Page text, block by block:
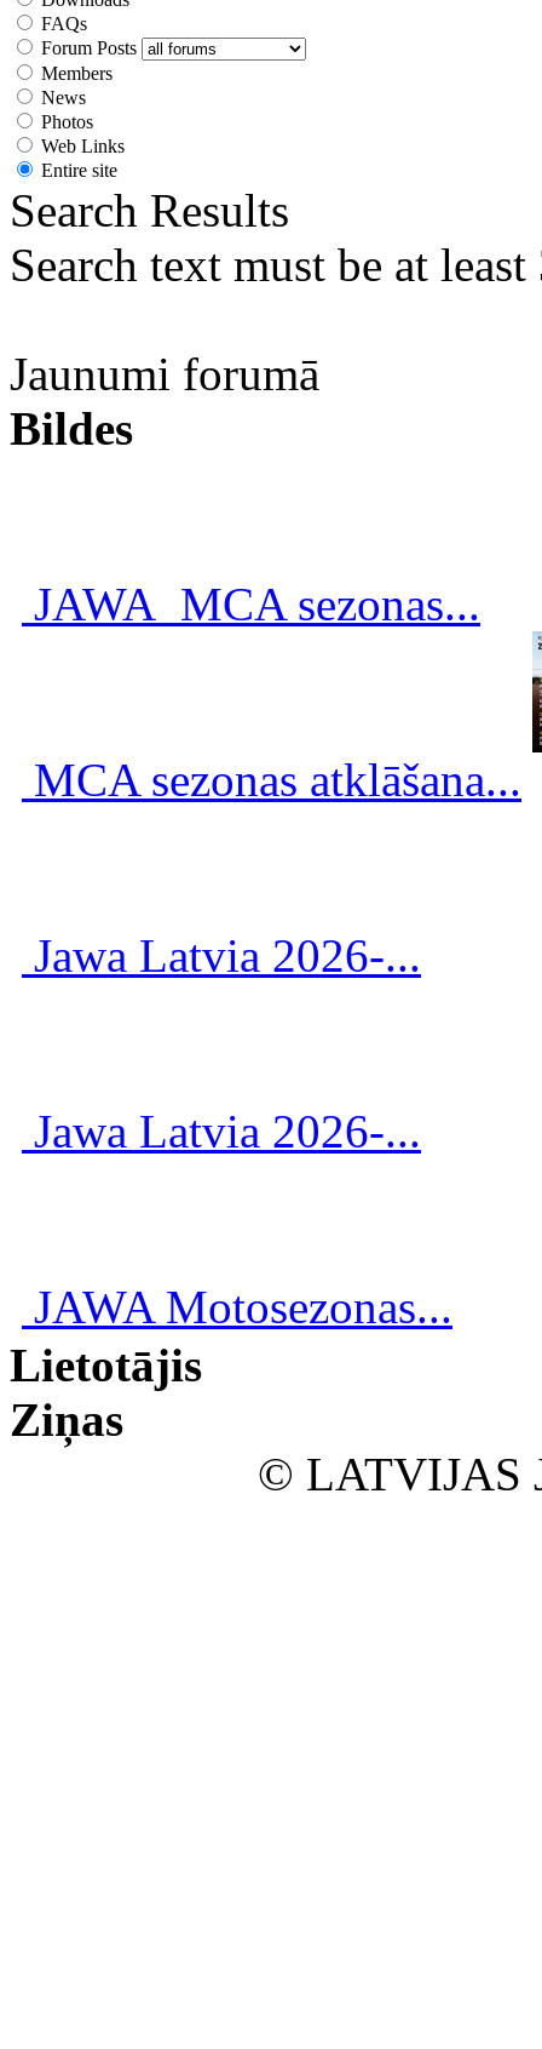
FAQs
Forum Posts
Members
News
Photos
Web Links
Entire site
Search Results
Search text must be at
Jaunumi forumā
Bildes
JAWA_MCA sezonas...
MCA sezonas atklāšana...
Jawa Latvia 2026-...
Jawa Latvia 2026-...
JAWA Motosezonas...
Lietotājis
Ziņas
© LATVIJAS